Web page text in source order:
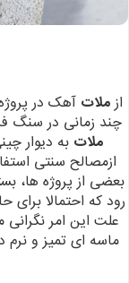
ازملات آهک در
چند زمانی در سنگ
ملات به دیوار
ازمصالح سنتی
بعضی از پروژه ها،
رود که احتمالا
علت این امر
ماسه ای تمیز و نرم